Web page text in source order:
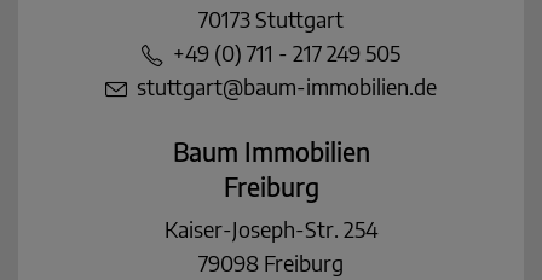
70173 Stuttgart
+49 (0) 711 - 217 249 505
stuttgart@baum-immobilien.de
Baum Immobilien
Freiburg
Kaiser-Joseph-Str. 254
79098 Freiburg